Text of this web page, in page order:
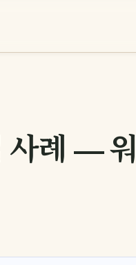
사례 —